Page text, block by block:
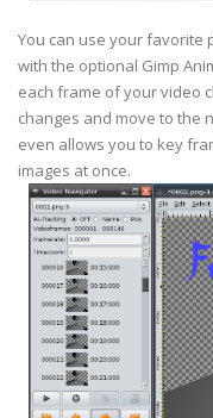
You can use your favorite
with the optional Gimp
each frame of your video
changes and move to the
even allows you to key
images at once.